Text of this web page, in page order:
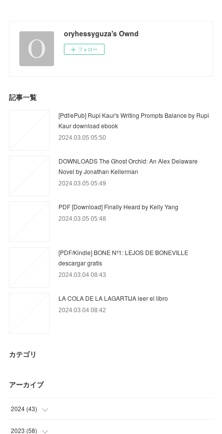
oryhessyguza's Ownd
フォロー
記事一覧
[Pdf/ePub] Rupi Kaur's Writing Prompts Balance by Rupi
Kaur download ebook
2024.03.05 05:50
DOWNLOADS The Ghost Orchid: An Alex Delaware
Novel by Jonathan Kellerman
2024.03.05 05:49
PDF [Download] Finally Heard by Kelly Yang
2024.03.05 05:48
[PDF/Kindle] BONE Nº1: LEJOS DE BONEVILLE
descargar gratis
2024.03.04 08:43
LA COLA DE LA LAGARTIJA leer el libro
2024.03.04 08:42
カテゴリ
アーカイブ
2024 (43)
(15 )
2023 (58)